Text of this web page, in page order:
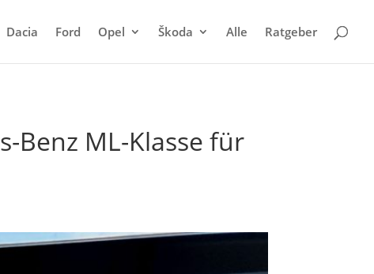
Dacia Ford Opel Škoda Alle Ratgeber
Benz ML-Klasse für